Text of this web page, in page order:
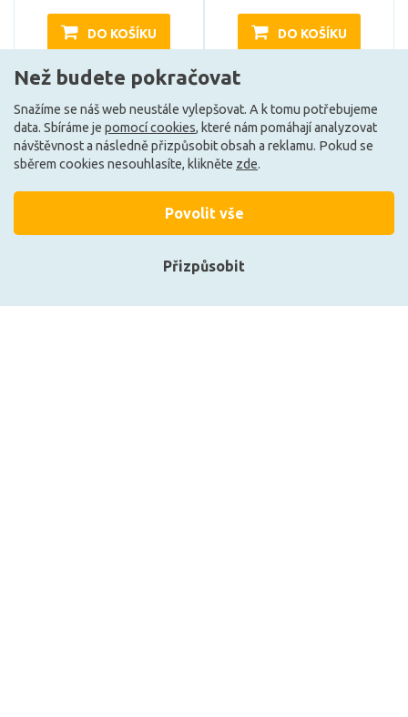
DO KOŠÍKU
Skladem e-shop (1 ks)
DO KOŠÍKU
Může být u Vás 17. 8.
Než budete pokračovat
Snažíme se náš web neustále vylepšovat. A k tomu potřebujeme
data. Sbíráme je pomocí cookies, které nám pomáhají analyzovat
návštěvnost a následně přizpůsobit obsah a reklamu. Pokud se
sběrem cookies nesouhlasíte, klikněte zde.
Přizpůsobit
Povolit vše